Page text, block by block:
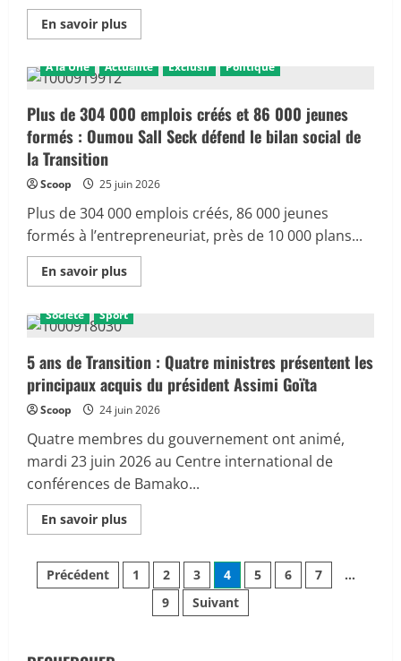
En savoir plusEn
savoir
Mali
de
50
candidats
de
suspendus
une
décision
des
autorités
A la Une Actualité Exclusif Politique
Plus de 304 000 emplois créés et 86 000 jeunes
formés : Oumou Sall Seck défend le bilan social de
la Transition
Scoop 25 juin 2026
Plus de 304 000 emplois créés, 86 000 jeunes
formés à l’entrepreneuriat, près de 10 000 plans...
En savoir plusEn
savoir
Plus
000
emplois
créés
et
86
jeunes
formés
:
Oumou
Sall
défend
le
bilan
de
la
Transition
Société
Sport
5 ans de Transition : Quatre ministres présentent les
principaux acquis du président Assimi Goïta
Scoop 24 juin 2026
Quatre membres du gouvernement ont animé,
mardi 23 juin 2026 au Centre international de
conférences de Bamako...
En savoir plusEn
savoir
5
ans
de
Transition
Pagination
Précédent 1 2 3 4 5 6 7
…
9
Suivant